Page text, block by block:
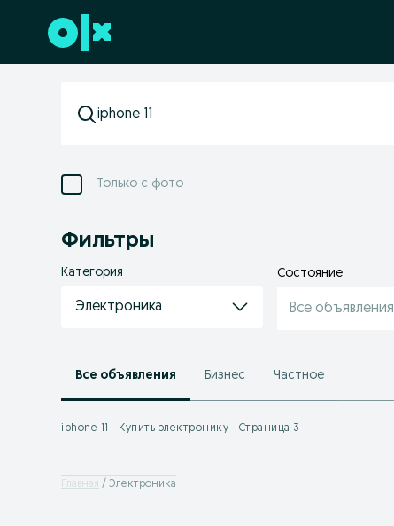
Перейти к нижнему колонтитулу
Только с фото
Фильтры
Категория
Электроника
Состояние
Все объявления
Все объявления Бизнес Частное
iphone 11 - Купить электронику - Страница 3
Главная Электроника